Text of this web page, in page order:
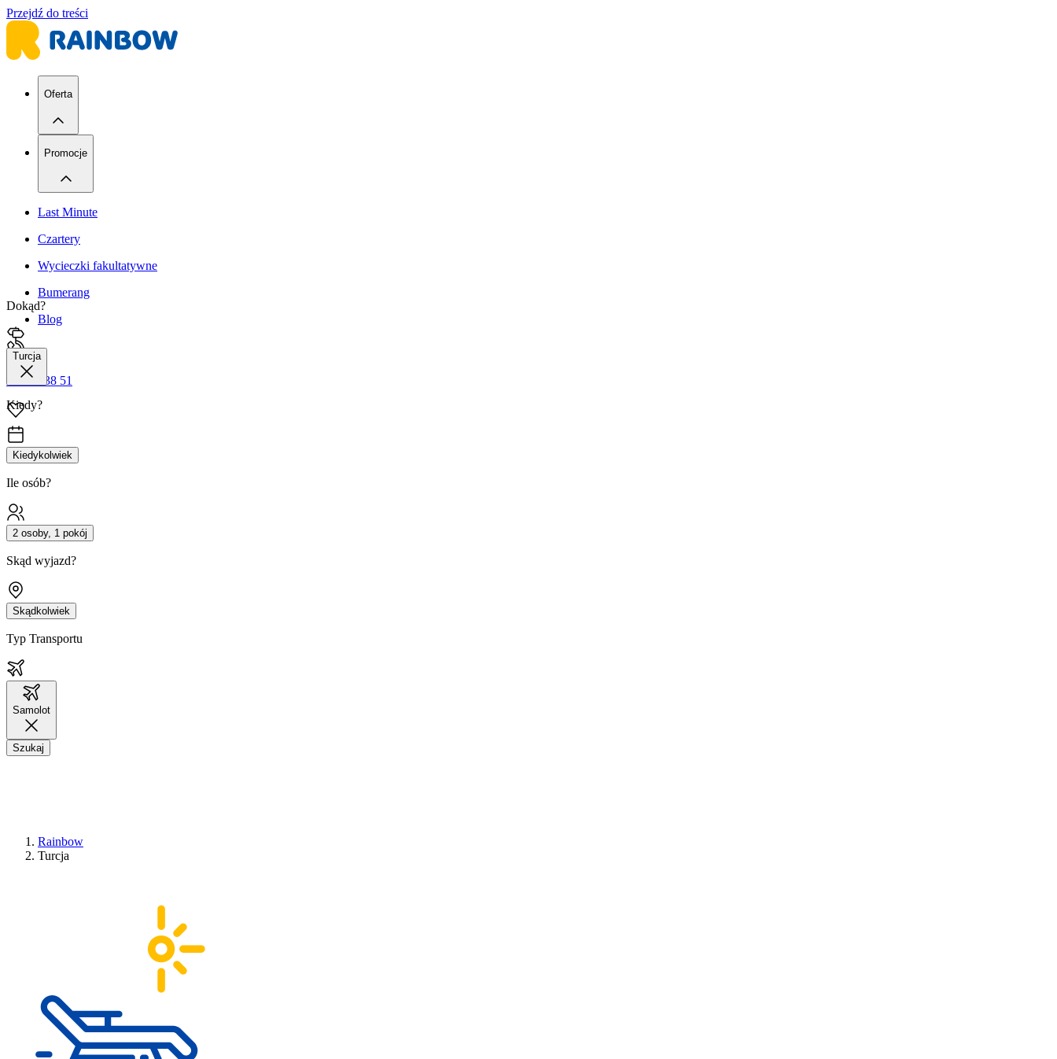
Przejdź do treści
Oferta
Promocje
Last Minute
Czartery
Wycieczki fakultatywne
Bumerang
Blog
42 680 38 51
Dokąd?
Turcja
Kiedy?
Kiedykolwiek
Ile osób?
2 osoby, 1 pokój
Skąd wyjazd?
Skądkolwiek
Typ Transportu
Samolot
Szukaj
Rainbow
Turcja